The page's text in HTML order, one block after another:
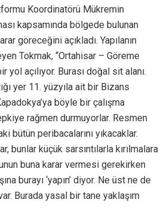
Koordinatörü Mükremin
kapsamında bölgede bulunan
göreceğini açıkladı. Yapılanın
Tokmak, “Ortahisar – Göreme
yol açılıyor. Burası doğal sit alanı.
yer 11. yüzyıla ait bir Bizans
böyle bir çalışma
rağmen durmuyorlar. Resmen
bütün peribacalarını yıkacaklar.
bunlar küçük sarsıntılarla kırılmalara
buna karar vermesi gerekirken
burayı ‘yapın’ diyor. Ne üst ne de
Burada yasal bir tane yaklaşım